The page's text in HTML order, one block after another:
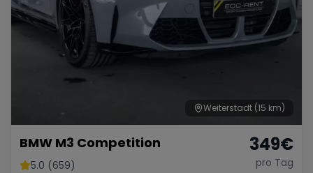
Weiterstadt (15 km)
BMW M3 Competition
5.0 (659)
349€
pro Tag